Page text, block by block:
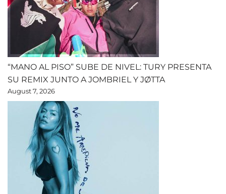
“MANO AL PISO” SUBE DE NIVEL: TURY PRESENTA
SU REMIX JUNTO A JOMBRIEL Y JØTTA
August 7, 2026